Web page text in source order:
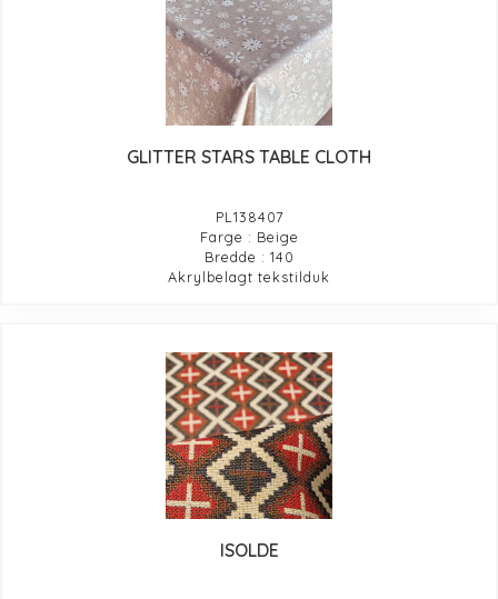
GLITTER STARS TABLE CLOTH
PL138407
Farge : Beige
Bredde : 140
Akrylbelagt tekstilduk
ISOLDE